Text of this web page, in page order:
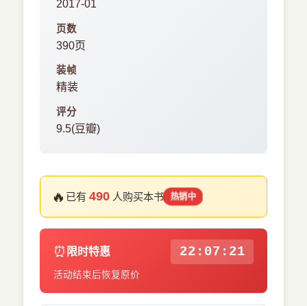
2017-01
页数
390页
装帧
精装
评分
9.5(豆瓣)
🔥 已有490 人购买本书 热销中
⏰ 限时特惠 22:07:20
活动结束后恢复原价